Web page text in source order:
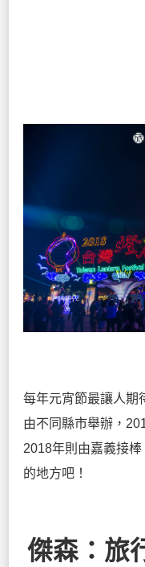
每年元宵節最讓人期
由不同縣市舉辦，
2018年則由嘉義接
的地方吧！
傑森：旅